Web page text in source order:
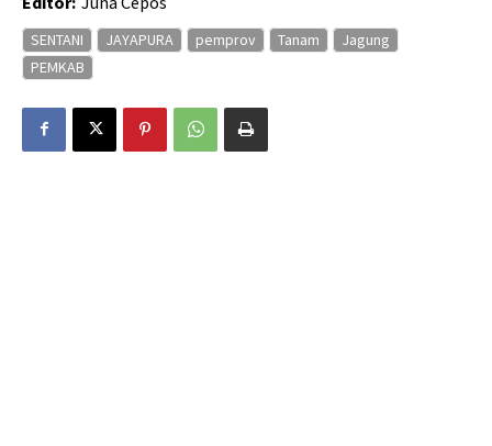
SENTANI JAYAPURA pemprov Tanam
Jagung
PEMKAB